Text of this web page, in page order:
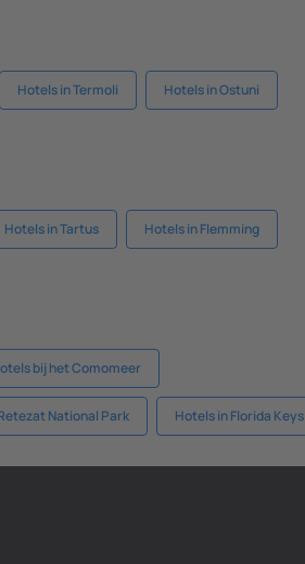
Hotels in Termoli Hotels in Ostuni
Hotels in Tartus Hotels in Flemming
bij het Comomeer
National Park Hotels in Florida Keys